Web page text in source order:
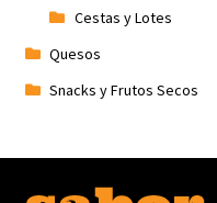
Cestas y Lotes
Quesos
Snacks y Frutos Secos